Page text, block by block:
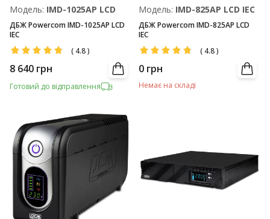
Модель: IMD-1025AP LCD
ДБЖ Powercom IMD-1025AP LCD
IEC
( 4.8)
8 640 грн
Готовий до відправлення
Модель: IMD-825AP LCD IEC
ДБЖ Powercom IMD-825AP LCD
IEC
( 4.8)
0 грн
Немає на складі